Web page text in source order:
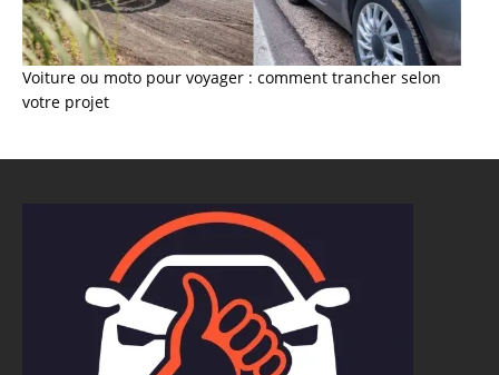
Voiture ou moto pour voyager : comment trancher selon
votre projet